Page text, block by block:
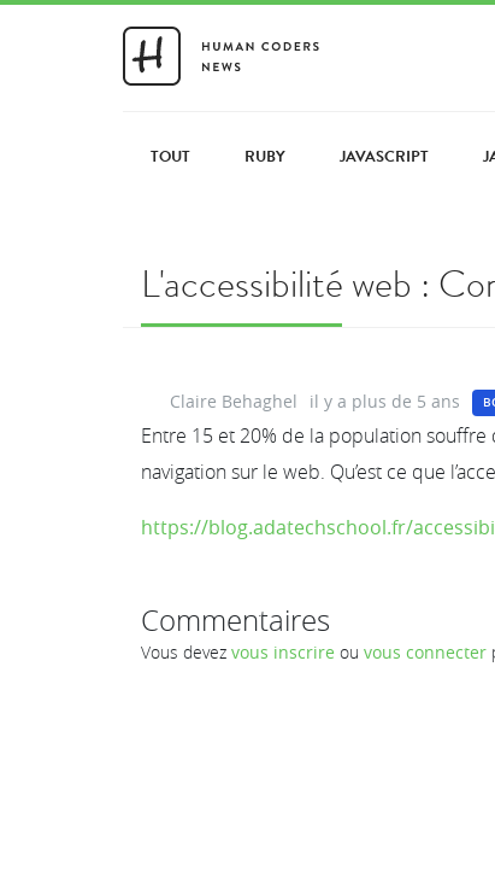
TOUT RUBY JAVASCRIPT
L'accessibilité web :
Claire Behaghel il y a plus de 5 ans
Entre 15 et 20% de la population
navigation sur le web. Qu’est ce que
https://blog.adatechschool.fr/
Commentaires
Vous devez vous inscrire ou vous connecter